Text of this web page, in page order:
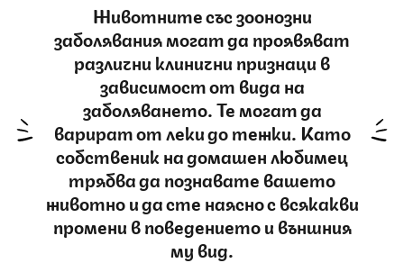
Животните със зоонозни
заболявания могат да проявяват
различни клинични признаци в
зависимост от вида на
заболяването. Te могат да
варират от леки до тежки. Като
собственик на домашен любимец
трябва да познавате вашето
животно и да сте наясно с всякакви
промени в поведението и външния
му вид.